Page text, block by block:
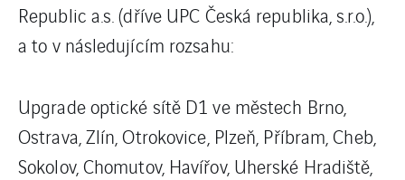
Republic a.s. (dříve UPC Česká republika, s.r.o.),
a to v následujícím rozsahu:
Upgrade optické sítě D1 ve městech Brno,
Ostrava, Zlín, Otrokovice, Plzeň, Příbram, Cheb,
Sokolov, Chomutov, Havířov, Uherské Hradiště,